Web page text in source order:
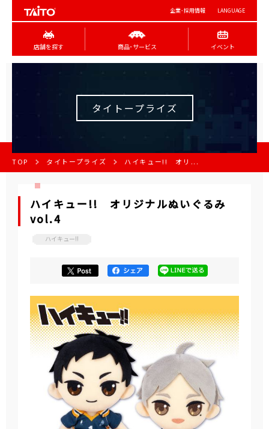
企業･採用情報 LANGUAGE
店舗を探す 商品･サービス イベント
タイトープライズ
TOP タイトープライズ ハイキュー!! オリ...
ハイキュー!! オリジナルぬいぐるみ
vol.4
ハイキュー!!